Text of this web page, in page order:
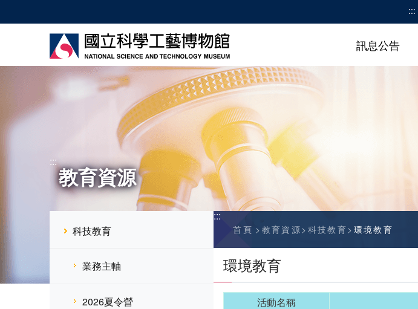
主
:::
訊息公告
:::
教育資源
科技教育
業務主軸
2026夏令營
:::
首頁 教育資源 科技教育 環境教育
環境教育
活動名稱